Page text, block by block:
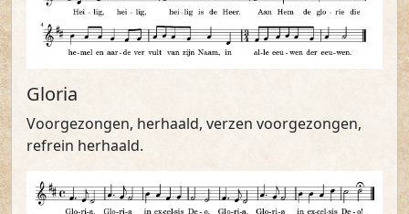
Gloria
Voorgezongen, herhaald, verzen voorgezongen,
refrein herhaald.